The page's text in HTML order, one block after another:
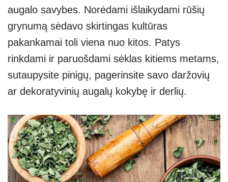
augalo savybes. Norėdami išlaikydami rūšių
grynumą sėdavo skirtingas kultūras
pakankamai toli viena nuo kitos. Patys
rinkdami ir paruošdami sėklas kitiems metams,
sutaupysite pinigų, pagerinsite savo daržovių
ar dekoratyvinių augalų kokybę ir derlių.